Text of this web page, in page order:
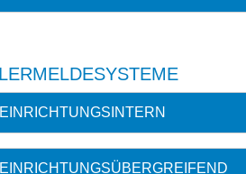
EINRICHTUNGSINTERN
EINRICHTUNGSÜBERGREIFEND